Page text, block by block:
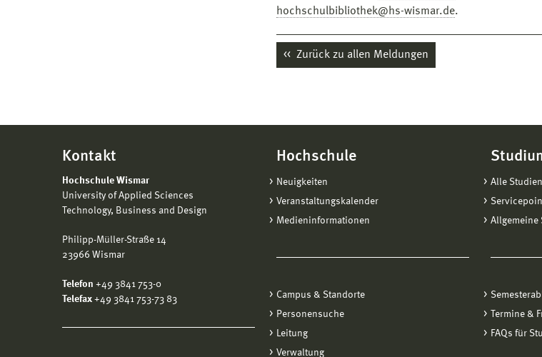
hochschulbibliothek@hs-wismar.de.
Zurück zu allen Meldungen
Kontakt
Hochschule Wismar
University of Applied Sciences
Technology, Business and Design
Philipp-Müller-Straße 14
23966 Wismar
Telefon +49 3841 753-0
Telefax +49 3841 753-73 83
Hochschule
Neuigkeiten
Veranstaltungskalender
Medieninformationen
Campus & Standorte
Personensuche
Leitung
Verwaltung
Alle
Allgemeine
Termine &
FAQs für